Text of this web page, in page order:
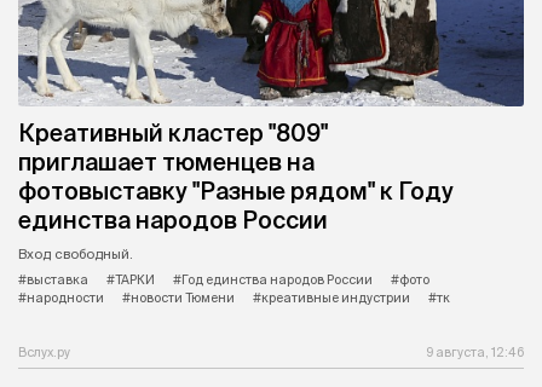
Креативный кластер "809"
приглашает тюменцев на
фотовыставку "Разные рядом" к Году
единства народов России
Вход свободный.
#выставка
#ТАРКИ #Год единства народов России
#фото
#народности
#новости Тюмени #креативные индустрии #тк
Вслух.ру 9 августа, 12:46